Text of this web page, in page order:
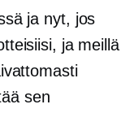
ja nyt, jos
ja meillä
sen